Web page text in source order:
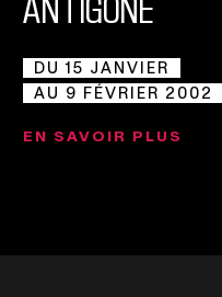
ANTIGONE
DU 15 JANVIER
AU 9 FÉVRIER 2002
EN SAVOIR PLUS